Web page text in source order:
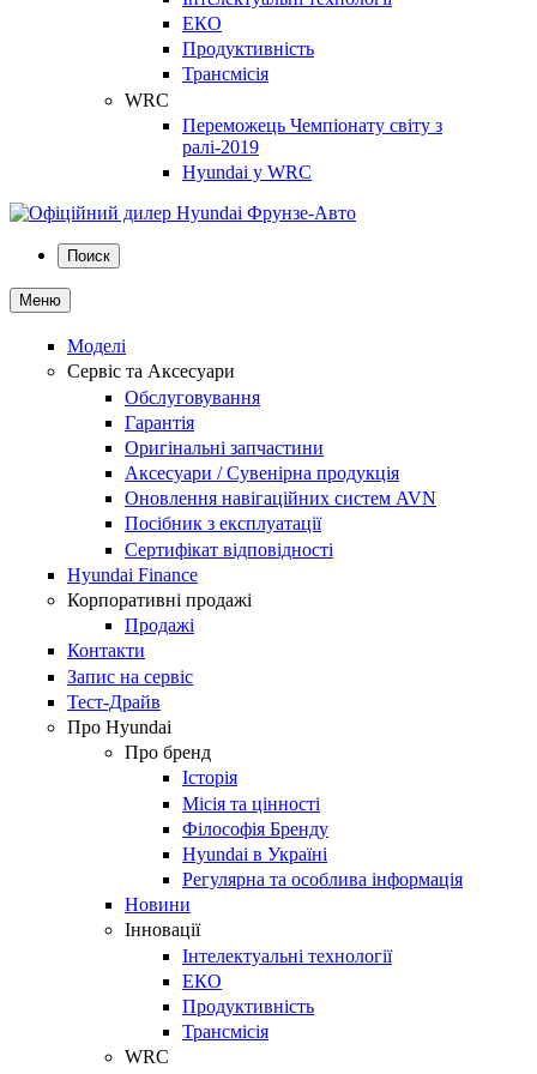
ЕКО
Продуктивність
Трансмісія
WRC
Переможець Чемпіонату світу з
ралі-2019
Hyundai у WRC
Поиск
Меню
Моделі
Сервіс та Аксесуари
Обслуговування
Гарантія
Оригінальні запчастини
Аксесуари / Сувенірна продукція
Оновлення навігаційних систем AVN
Посібник з експлуатації
Сертифікат відповідності
Hyundai Finance
Корпоративні продажі
Продажі
Контакти
Запис на сервіс
Тест-Драйв
Про Hyundai
Про бренд
Історія
Місія та цінності
Філософія Бренду
Hyundai в Україні
Регулярна та особлива інформація
Новини
Інновації
Інтелектуальні технології
ЕКО
Продуктивність
Трансмісія
WRC